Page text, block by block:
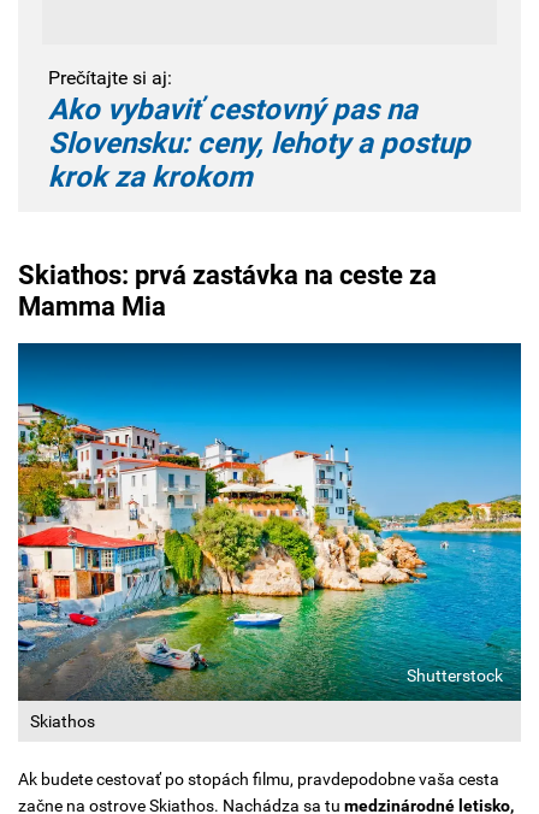
Prečítajte si aj:
Ako vybaviť cestovný pas na
Slovensku: ceny, lehoty a postup
krok za krokom
Skiathos: prvá zastávka na ceste za
Mamma Mia
Skiathos
Shutterstock
Ak budete cestovať po stopách filmu, pravdepodobne vaša cesta
začne na ostrove Skiathos. Nachádza sa tu medzinárodné letisko,